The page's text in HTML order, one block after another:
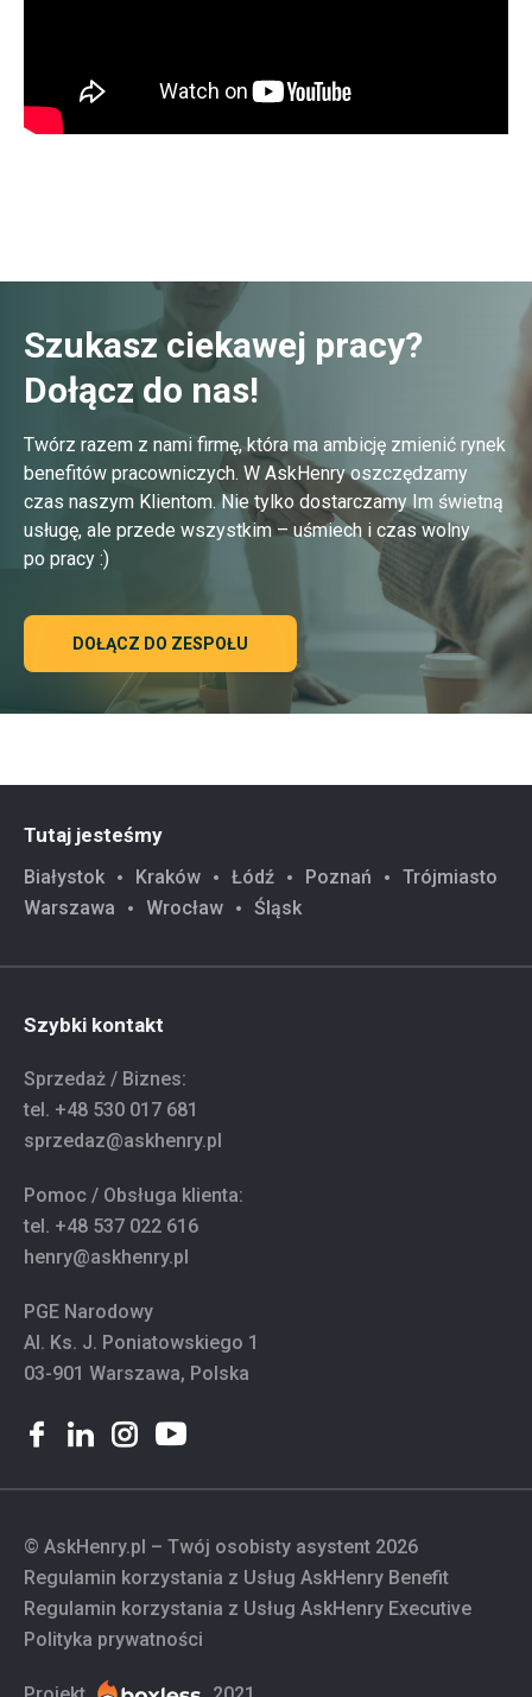
Szukasz ciekawej pracy?
Dołącz do nas!
Twórz razem z nami firmę, która ma ambicję zmienić rynek
benefitów pracowniczych. W AskHenry oszczędzamy
czas naszym Klientom. Nie tylko dostarczamy Im świetną
usługę, ale przede wszystkim – uśmiech i czas wolny
po pracy :)
DOŁĄCZ DO ZESPOŁU
Tutaj jesteśmy
Białystok Kraków Łódź Poznań
Trójmiasto
Warszawa
Wrocław Śląsk
Szybki kontakt
Sprzedaż / Biznes:
tel. +48 530 017 681
sprzedaz@askhenry.pl
Pomoc / Obsługa klienta:
tel. +48 537 022 616
henry@askhenry.pl
PGE Narodowy
Al. Ks. J. Poniatowskiego 1
03-901 Warszawa, Polska
© AskHenry.pl – Twój osobisty asystent 2026
Regulamin korzystania z Usług AskHenry Benefit
Regulamin korzystania z Usług AskHenry Executive
Polityka prywatności